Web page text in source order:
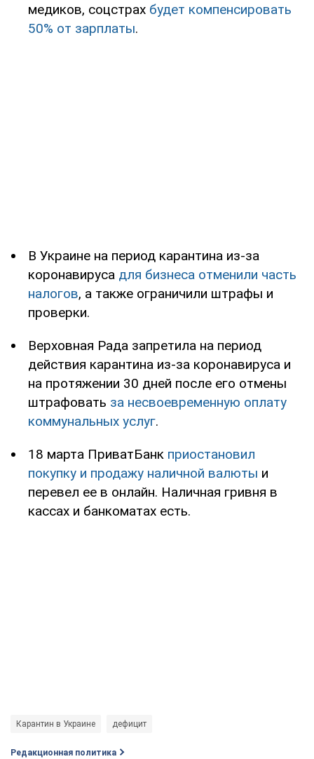
медиков, соцстрах будет компенсировать
50% от зарплаты.
В Украине на период карантина из-за
коронавируса для бизнеса отменили часть
налогов, а также ограничили штрафы и
проверки.
Верховная Рада запретила на период
действия карантина из-за коронавируса и
на протяжении 30 дней после его отмены
штрафовать за несвоевременную оплату
коммунальных услуг.
18 марта ПриватБанк приостановил
покупку и продажу наличной валюты и
перевел ее в онлайн. Наличная гривня в
кассах и банкоматах есть.
Карантин в Украине дефицит
Редакционная политика